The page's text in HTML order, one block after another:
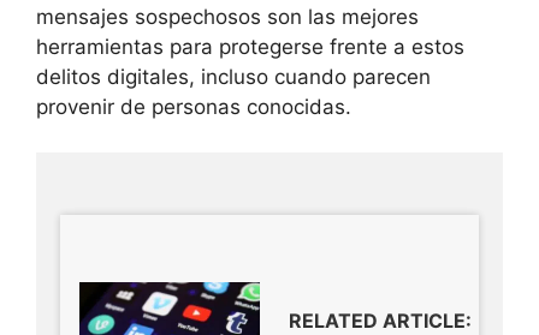
mensajes sospechosos son las mejores
herramientas para protegerse frente a estos
delitos digitales, incluso cuando parecen
provenir de personas conocidas.
RELATED ARTICLE: